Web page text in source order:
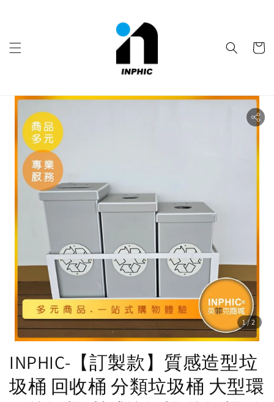
1/2
INPHIC-【訂製款】質感造型垃
圾桶 回收桶 分類垃圾桶 大型環